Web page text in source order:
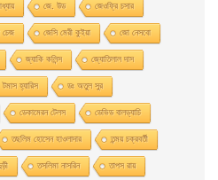
জে. উড জেওফ্রি চসার
চেজ জেসি মেরী কুইয়া জো নেসবো
জ্যাকি কলিন্স জ্যোতিলাল দাস
টমাস হ্যারিস ডঃ অতুল সুর
ডেকামেরন টেলস ডেভিড বালড্যাচি
তছলিম হোসেন হাওলাদার তন্ময় চক্রবর্তী
তসলিমা নাসরিন তাপস রায়